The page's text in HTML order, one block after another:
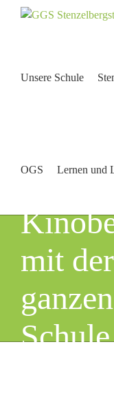
Unsere Schule
OGS Lernen und
mit der
ganzen
Schule